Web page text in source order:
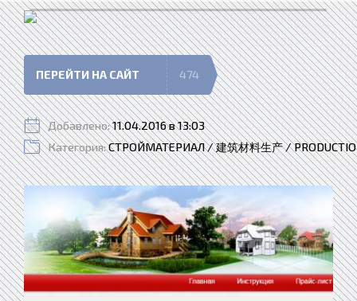
ПЕРЕЙТИ НА САЙТ 474
Добавлено:11.04.2016 в 13:03
Категория:СТРОЙМАТЕРИАЛ / 建筑材料生产 /